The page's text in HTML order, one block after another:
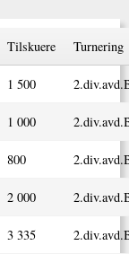
Tilskuere Turnering
1 500
1 000
800
2 000
3 335